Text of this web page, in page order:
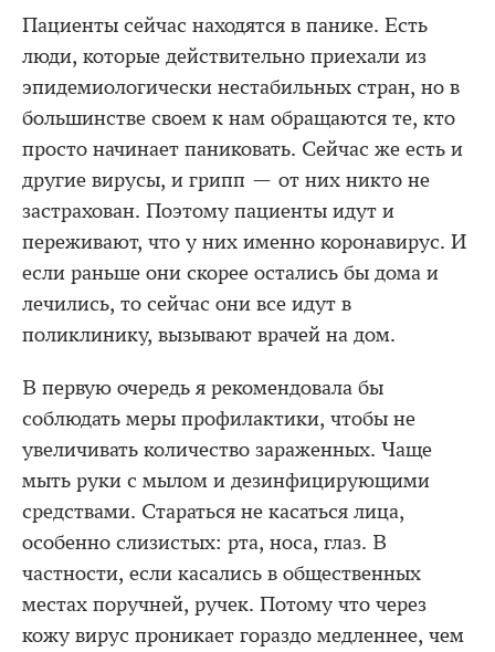
Пациенты сейчас находятся в панике. Есть
люди, которые действительно приехали из
эпидемиологически нестабильных стран, но в
большинстве своем к нам обращаются те, кто
просто начинает паниковать. Сейчас же есть и
другие вирусы, и грипп — от них никто не
застрахован. Поэтому пациенты идут и
переживают, что у них именно коронавирус. И
если раньше они скорее остались бы дома и
лечились, то сейчас они все идут в
поликлинику, вызывают врачей на дом.
В первую очередь я рекомендовала бы
соблюдать меры профилактики, чтобы не
увеличивать количество зараженных. Чаще
мыть руки с мылом и дезинфицирующими
средствами. Стараться не касаться лица,
особенно слизистых: рта, носа, глаз. В
частности, если касались в общественных
местах поручней, ручек. Потому что через
кожу вирус проникает гораздо медленнее, чем